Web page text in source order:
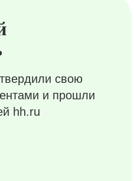
свою
и прошли
hh.ru